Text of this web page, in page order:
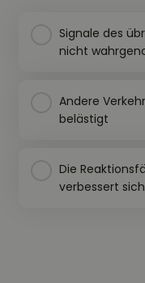
Signale des
nicht
Andere
belästigt
Die
verbessert sich